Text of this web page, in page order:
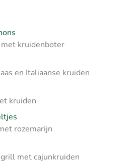
met kruidenboter
en Italiaanse kruiden
kruiden
rozemarijn
met cajunkruiden